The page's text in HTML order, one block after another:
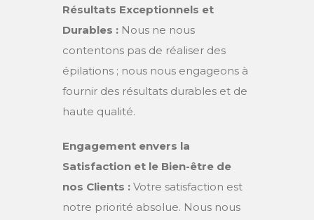
Résultats Exceptionnels et
Durables : Nous ne nous
contentons pas de réaliser des
épilations ; nous nous engageons à
fournir des résultats durables et de
haute qualité.
Engagement envers la
Satisfaction et le Bien-être de
nos Clients : Votre satisfaction est
notre priorité absolue. Nous nous